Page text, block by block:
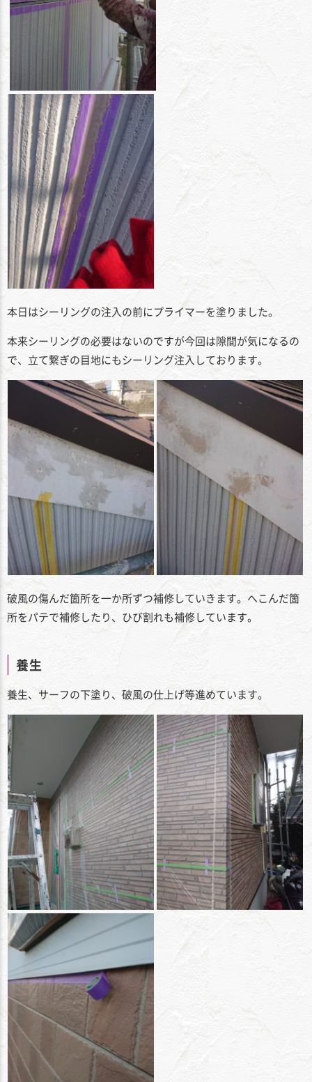
本日はシーリングの注入の前にプライマーを塗りました。
本来シーリングの必要はないのですが今回は隙間が気になるの
で、立て繋ぎの目地にもシーリング注入しております。
破風の傷んだ箇所を一か所ずつ補修していきます。へこんだ箇
所をパテで補修したり、ひび割れも補修しています。
養生
養生、サーフの下塗り、破風の仕上げ等進めています。